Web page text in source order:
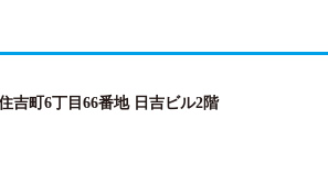
吉町6丁目66番地 日吉ビル2階